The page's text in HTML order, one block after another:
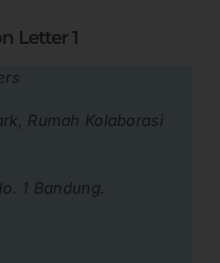
Letter 1
Rumah Kolaborasi
1 Bandung.